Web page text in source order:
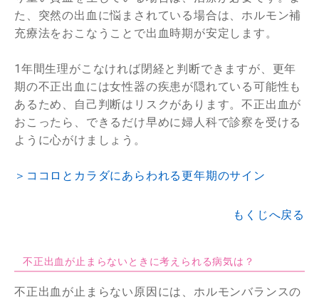
た、突然の出血に悩まされている場合は、ホルモン補
充療法をおこなうことで出血時期が安定します。
1年間生理がこなければ閉経と判断できますが、更年
期の不正出血には女性器の疾患が隠れている可能性も
あるため、自己判断はリスクがあります。不正出血が
おこったら、できるだけ早めに婦人科で診察を受ける
ように心がけましょう。
＞ココロとカラダにあらわれる更年期のサイン
もくじへ戻る
不正出血が止まらないときに考えられる病気は？
不正出血が止まらない原因には、ホルモンバランスの